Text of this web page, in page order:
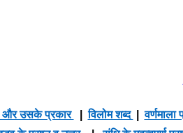
और उसके प्रकार |विलोम शब्द |वर्णमाला